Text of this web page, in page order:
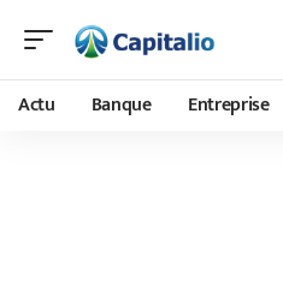
Actu Banque Entreprise